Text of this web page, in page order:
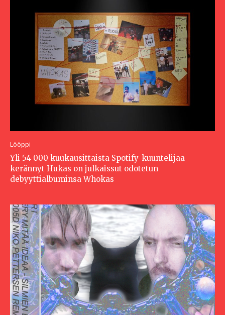
Lööppi
Yli 54 000 kuukausittaista Spotify-kuuntelijaa
kerännyt Hukas on julkaissut odotetun
debyyttialbuminsa Whokas